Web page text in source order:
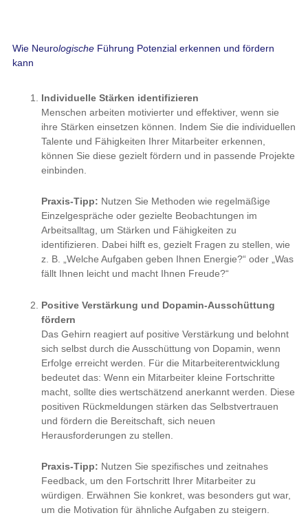
Wie NeurologischeFührung Potenzial erkennen und fördern
kann
Individuelle Stärken identifizieren
Menschen arbeiten motivierter und effektiver, wenn sie
ihre Stärken einsetzen können. Indem Sie die individuellen
Talente und Fähigkeiten Ihrer Mitarbeiter erkennen,
können Sie diese gezielt fördern und in passende Projekte
einbinden.
Praxis-Tipp: Nutzen Sie Methoden wie regelmäßige
Einzelgespräche oder gezielte Beobachtungen im
Arbeitsalltag, um Stärken und Fähigkeiten zu
identifizieren. Dabei hilft es, gezielt Fragen zu stellen, wie
z. B. „Welche Aufgaben geben Ihnen Energie?“ oder „Was
fällt Ihnen leicht und macht Ihnen Freude?“
Positive Verstärkung und Dopamin-Ausschüttung
fördern
Das Gehirn reagiert auf positive Verstärkung und belohnt
sich selbst durch die Ausschüttung von Dopamin, wenn
Erfolge erreicht werden. Für die Mitarbeiterentwicklung
bedeutet das: Wenn ein Mitarbeiter kleine Fortschritte
macht, sollte dies wertschätzend anerkannt werden. Diese
positiven Rückmeldungen stärken das Selbstvertrauen
und fördern die Bereitschaft, sich neuen
Herausforderungen zu stellen.
Praxis-Tipp: Nutzen Sie spezifisches und zeitnahes
Feedback, um den Fortschritt Ihrer Mitarbeiter zu
würdigen. Erwähnen Sie konkret, was besonders gut war,
um die Motivation für ähnliche Aufgaben zu steigern.